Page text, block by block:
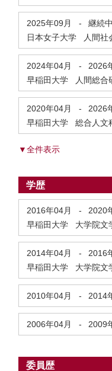
2025年09月 -
継続中
日本女子大学 人間
2024年04月 -
2026
早稲田大学 人間総合
2020年04月 -
2026
早稲田大学 総合人文
▼全件表示
学歴
2016年04月 -
2020
早稲田大学 大学院文
2014年04月 -
2016
早稲田大学 大学院文
2010年04月 - 2014
2006年04月 - 2009
委員歴